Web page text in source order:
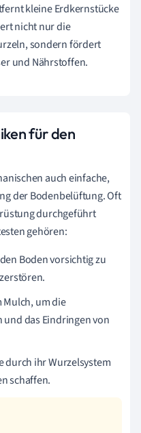
kleine Erdkernstücke
nicht nur die
sondern fördert
und Nährstoffen.
für den
auch einfache,
der Bodenbelüftung. Oft
durchgeführt
gehören:
Boden vorsichtig zu
um die
das Eindringen von
durch ihr Wurzelsystem
schaffen.